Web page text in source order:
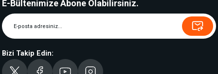
E-Bültenimize Abone Olabilirsiniz.
Bizi Takip Edin: